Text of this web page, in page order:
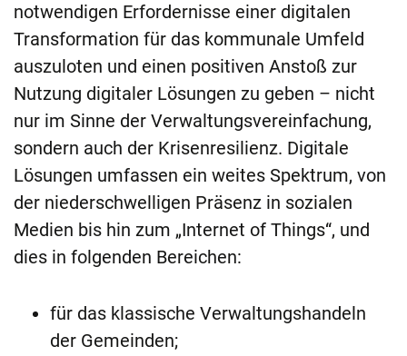
notwendigen Erfordernisse einer digitalen
Transformation für das kommunale Umfeld
auszuloten und einen positiven Anstoß zur
Nutzung digitaler Lösungen zu geben – nicht
nur im Sinne der Verwaltungsvereinfachung,
sondern auch der Krisenresilienz. Digitale
Lösungen umfassen ein weites Spektrum, von
der niederschwelligen Präsenz in sozialen
Medien bis hin zum „Internet of Things“, und
dies in folgenden Bereichen:
für das klassische Verwaltungshandeln
der Gemeinden;